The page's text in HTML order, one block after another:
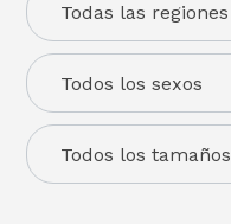
Todas las regiones
Todos los sexos
Todos los tamaños